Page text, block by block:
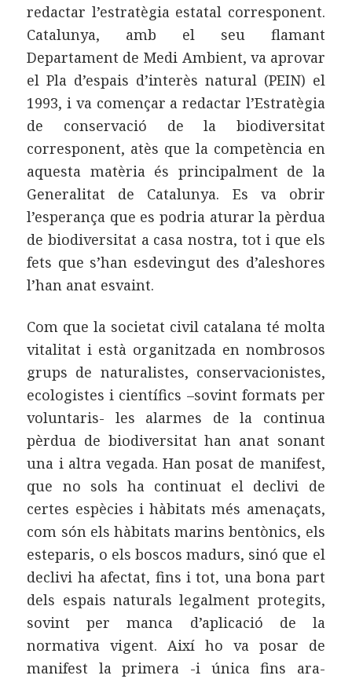
redactar l’estratègia estatal corresponent.
Catalunya, amb el seu flamant
Departament de Medi Ambient, va aprovar
el Pla d’espais d’interès natural (PEIN) el
1993, i va començar a redactar l’Estratègia
de conservació de la biodiversitat
corresponent, atès que la competència en
aquesta matèria és principalment de la
Generalitat de Catalunya. Es va obrir
l’esperança que es podria aturar la pèrdua
de biodiversitat a casa nostra, tot i que els
fets que s’han esdevingut des d’aleshores
l’han anat esvaint.
Com que la societat civil catalana té molta
vitalitat i està organitzada en nombrosos
grups de naturalistes, conservacionistes,
ecologistes i científics –sovint formats per
voluntaris- les alarmes de la continua
pèrdua de biodiversitat han anat sonant
una i altra vegada. Han posat de manifest,
que no sols ha continuat el declivi de
certes espècies i hàbitats més amenaçats,
com són els hàbitats marins bentònics, els
esteparis, o els boscos madurs, sinó que el
declivi ha afectat, fins i tot, una bona part
dels espais naturals legalment protegits,
sovint per manca d’aplicació de la
normativa vigent. Així ho va posar de
manifest la primera -i única fins ara-